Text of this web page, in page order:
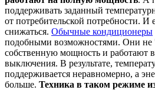
поддерживать заданный
от потребительской потребности. И
снижаться. Обычные кондиционеры
подобными возможностями. Они не
собственную мощность и работают
выключения. В результате,
поддерживается неравномерно, а
больше. Техника в таком режиме